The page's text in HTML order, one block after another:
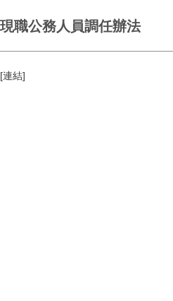
現職公務人員調任辦法
[連結]